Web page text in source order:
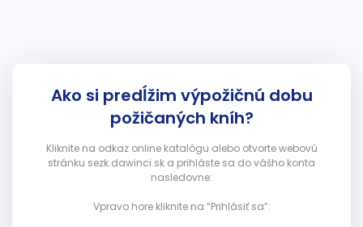
Ako si predĺžim výpožičnú dobu
požičaných kníh?
Kliknite na odkaz online katalógu alebo otvorte webovú
stránku sezk.dawinci.sk a prihláste sa do vášho konta
nasledovne:
Vpravo hore kliknite na “Prihlásiť sa”: